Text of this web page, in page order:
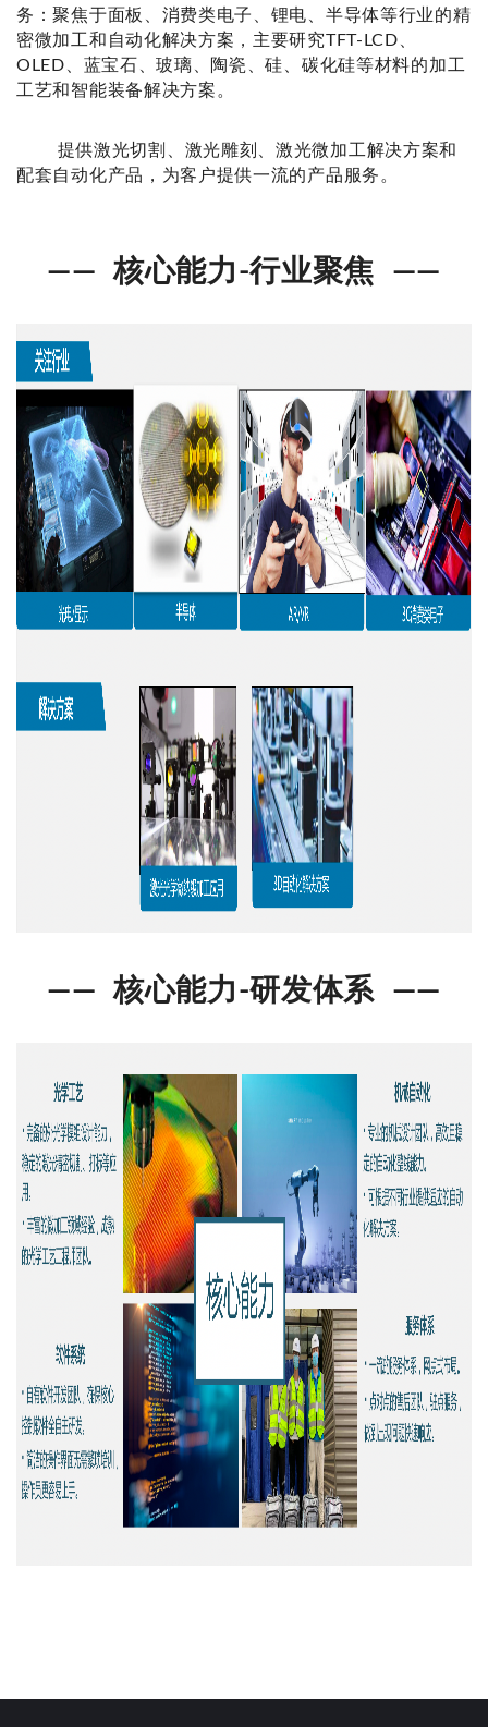
务：聚焦于面板、消费类电子、锂电、半导体等行业的精
密微加工和自动化解决方案，主要研究TFT-LCD、
OLED、蓝宝石、玻璃、陶瓷、硅、碳化硅等材料的加工
工艺和智能装备解决方案。
提供激光切割、激光雕刻、激光微加工解决方案和
配套自动化产品，为客户提供一流的产品服务。
——核心能力-行业聚焦 ——
——核心能力-研发体系 ——